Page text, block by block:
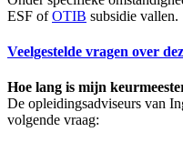
ESF ofOTIB subsidie vallen.
Veelgestelde vragen over
Hoe lang is mijn
De opleidingsadviseurs van
volgende vraag: